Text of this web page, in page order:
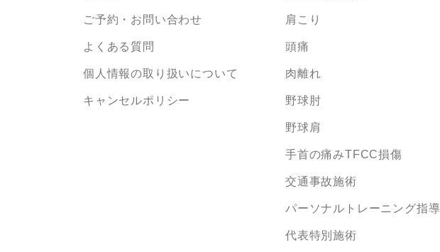
ご予約・お問い合わせ
よくある質問
個人情報の取り扱いについて
キャンセルポリシー
肩こり
頭痛
肉離れ
野球肘
野球肩
手首の痛みTFCC損傷
交通事故施術
パーソナルトレーニング指導
代表特別施術